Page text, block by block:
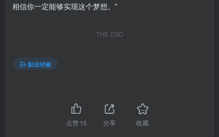
相信你一定能够实现这个梦想。”
THE END
副业经验
点赞15 分享 收藏